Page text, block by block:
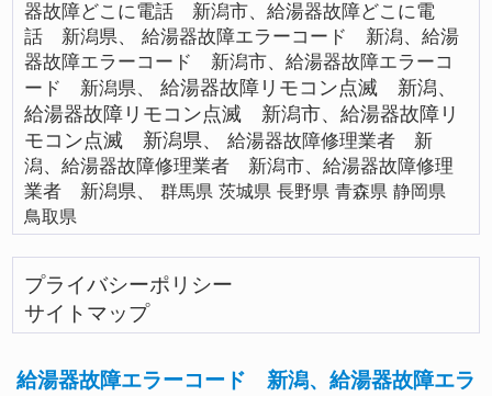
器故障どこに電話 新潟市、給湯器故障どこに電
話 新潟県、
給湯器故障エラーコード 新潟、給湯
器故障エラーコード 新潟市、給湯器故障エラーコ
ード 新潟県、
給湯器故障リモコン点滅 新潟、
給湯器故障リモコン点滅 新潟市、給湯器故障リ
モコン点滅 新潟県、
給湯器故障修理業者 新
潟、給湯器故障修理業者 新潟市、給湯器故障修理
業者 新潟県、
群馬県 茨城県 長野県 青森県 静岡県
鳥取県
プライバシーポリシー
サイトマップ
給湯器故障エラーコード 新潟、給湯器故障エラ